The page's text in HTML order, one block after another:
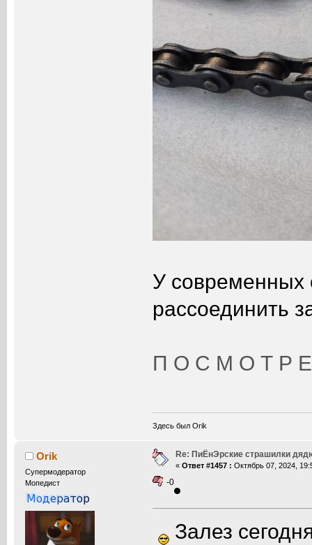
У современных
рассоединить
П О С М О Т Р
Здесь был Orik
Orik
Супермодератор
Мопедист
Re: ПиЁнЭрские страшилки
« Ответ #1457 : Октябрь 07, 2024,
-0
Залез